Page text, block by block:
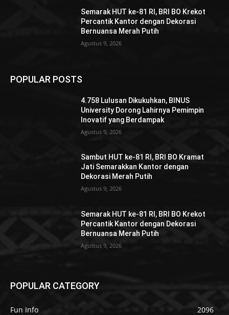
Semarak HUT ke-81 RI, BRI BO Krekot
Percantik Kantor dengan Dekorasi
Bernuansa Merah Putih
Agustus 9, 2026
POPULAR POSTS
4.758 Lulusan Dikukuhkan, BINUS
University Dorong Lahirnya Pemimpin
Inovatif yang Berdampak
Agustus 9, 2026
Sambut HUT ke-81 RI, BRI BO Kramat
Jati Semarakkan Kantor dengan
Dekorasi Merah Putih
Agustus 9, 2026
Semarak HUT ke-81 RI, BRI BO Krekot
Percantik Kantor dengan Dekorasi
Bernuansa Merah Putih
Agustus 9, 2026
POPULAR CATEGORY
Fun Info
2096